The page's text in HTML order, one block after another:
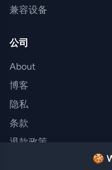
兼容设备
公司
About
博客
隐私
条款
退款政策
🍪